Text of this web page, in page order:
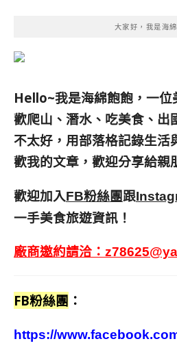
大家好，我是海
Hello~我是海綿飽飽，一位
歡爬山、潛水、吃美食、出
不太好，用部落格記錄生活
歡我的文章，歡迎分享給親
歡迎加入FB粉絲團跟
一手美食旅遊資訊！
廠商邀約請洽：
FB粉絲團 ：
https://